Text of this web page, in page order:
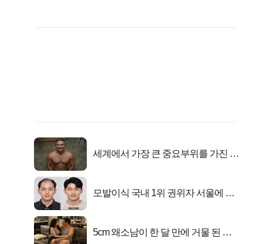
세계에서 가장 큰 중요부위를 가진 남
모발이식 국내 1위 권위자 서울에 있
5cm 왜소남이 한 달 만에 거물 된 사